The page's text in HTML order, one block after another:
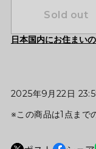
Sold out
日本国内にお住まい
2025年9月22日
※この商品は1点まで